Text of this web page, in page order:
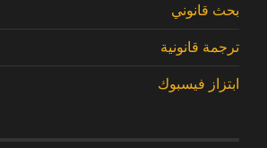
بحث قانوني
ترجمة قانونية
ابتزاز فيسبوك